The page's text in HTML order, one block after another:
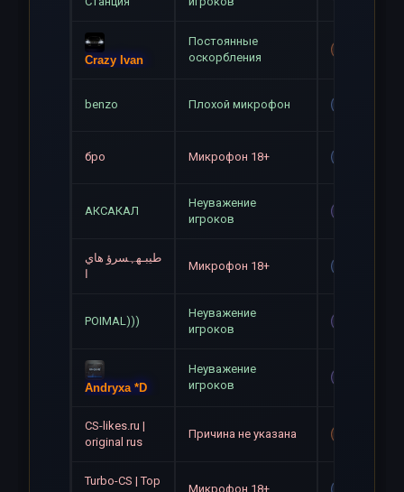
Crazy Ivan
Постоянные
оскорбления
benzo Плохой микрофон
бро Микрофон 18+
АКСАКАЛ
Неуважение
игроков
طيبـهہسرؤ هاي
Микрофон 18+
POIMAL)))
Неуважение
игроков
Andryxa *D
Неуважение
игроков
CS-likes.ru |
original rus
Причина не указана
Turbo-CS | Top
Микрофон 18+